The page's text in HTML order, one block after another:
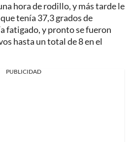
hora de rodillo, y más tarde le
tenía 37,3 grados de
fatigado, y pronto se fueron
hasta un total de 8 en el
PUBLICIDAD